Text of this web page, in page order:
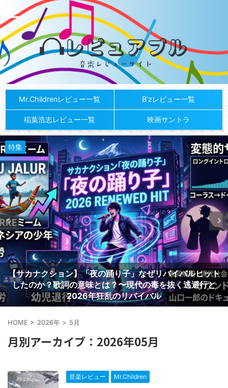
Mr.Childrenレビュー一覧 B'zレビュー一覧
稲葉浩志レビュー一覧 映画サントラ
特集
【サカナクション】「夜の踊り子」なぜリバイバルヒット
したのか？歌詞の意味とは？〜現代の毒を抜く逃避行と
2026年狂乱のリバイバル
HOME > 2026年 > 5月
月別アーカイブ：2026年05月
音楽レビュー Mr.Children